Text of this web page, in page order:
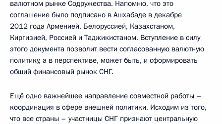
валютном рынке Содружества. Напомню, что это
соглашение было подписано в Ашхабаде в декабре
2012 года Арменией, Белоруссией, Казахстаном,
Киргизией, Россией и Таджикистаном. Вступление в силу
этого документа позволит вести согласованную валютную
политику, а в перспективе, может быть, и сформировать
общий финансовый рынок СНГ.
Ещё одно важнейшее направление совместной работы –
координация в сфере внешней политики. Исходим из того,
что все страны – участницы СНГ признают центральную